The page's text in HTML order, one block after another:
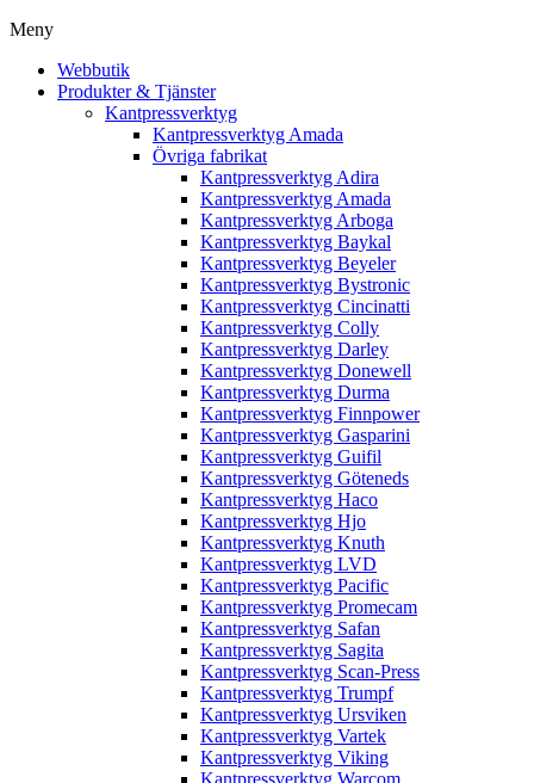
Meny
Webbutik
Produkter & Tjänster
Kantpressverktyg
Kantpressverktyg Amada
Övriga fabrikat
Kantpressverktyg Adira
Kantpressverktyg Amada
Kantpressverktyg Arboga
Kantpressverktyg Baykal
Kantpressverktyg Beyeler
Kantpressverktyg Bystronic
Kantpressverktyg Cincinatti
Kantpressverktyg Colly
Kantpressverktyg Darley
Kantpressverktyg Donewell
Kantpressverktyg Durma
Kantpressverktyg Finnpower
Kantpressverktyg Gasparini
Kantpressverktyg Guifil
Kantpressverktyg Göteneds
Kantpressverktyg Haco
Kantpressverktyg Hjo
Kantpressverktyg Knuth
Kantpressverktyg LVD
Kantpressverktyg Pacific
Kantpressverktyg Promecam
Kantpressverktyg Safan
Kantpressverktyg Sagita
Kantpressverktyg Scan-Press
Kantpressverktyg Trumpf
Kantpressverktyg Ursviken
Kantpressverktyg Vartek
Kantpressverktyg Viking
Kantpressverktyg Warcom